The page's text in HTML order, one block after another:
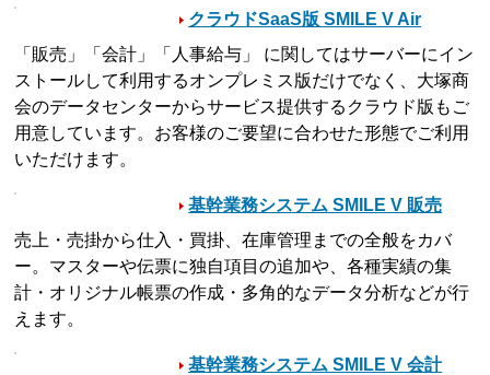
クラウドSaaS版 SMILE V Air
「販売」「会計」「人事給与」 に関してはサーバーにイン
ストールして利用するオンプレミス版だけでなく、大塚商
会のデータセンターからサービス提供するクラウド版もご
用意しています。お客様のご要望に合わせた形態でご利用
いただけます。
基幹業務システム SMILE V 販売
売上・売掛から仕入・買掛、在庫管理までの全般をカバ
ー。マスターや伝票に独自項目の追加や、各種実績の集
計・オリジナル帳票の作成・多角的なデータ分析などが行
えます。
基幹業務システム SMILE V 会計